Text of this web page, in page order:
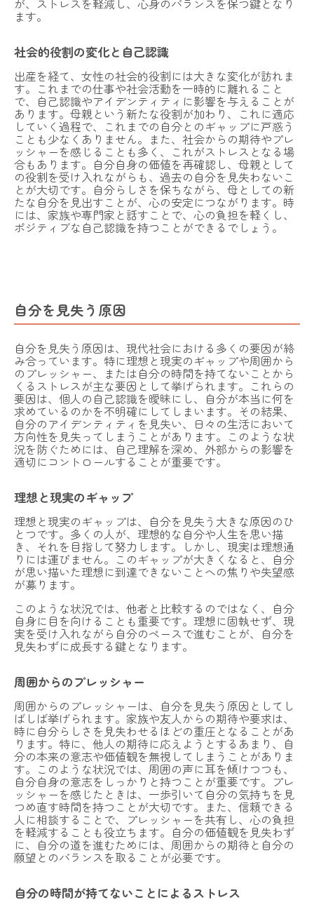
NOALONとは
お問い合わせ
法人向けプラン
運営会社 採用情報利用規約プライバシーポリシー
特定商取引法に基づく表記
今すぐLINEで予約する
が、ストレスを軽減し、心身のバランスを保つ鍵となり
ます。
社会的役割の変化と自己認識
出産を経て、女性の社会的役割には大きな変化が訪れま
す。これまでの仕事や社会活動を一時的に離れること
で、自己認識やアイデンティティに影響を与えることが
あります。母親という新たな役割が加わり、これに適応
していく過程で、これまでの自分とのギャップに戸惑う
ことも少なくありません。また、社会からの期待やプレ
ッシャーを感じることも多く、これがストレスとなる場
合もあります。自分自身の価値を再確認し、母親として
の役割を受け入れながらも、過去の自分を見失わないこ
とが大切です。自分らしさを保ちながら、母としての新
たな自分を見出すことが、心の安定につながります。時
には、家族や専門家と話すことで、心の負担を軽くし、
ポジティブな自己認識を持つことができるでしょう。
自分を見失う原因
自分を見失う原因は、現代社会における多くの要因が絡
み合っています。特に理想と現実のギャップや周囲から
のプレッシャー、または自分の時間を持てないことから
くるストレスが主な要因として挙げられます。これらの
要因は、個人の自己認識を曖昧にし、自分が本当に何を
求めているのかを不明確にしてしまいます。その結果、
自分のアイデンティティを見失い、日々の生活において
方向性を見失ってしまうことがあります。このような状
況を防ぐためには、自己理解を深め、外部からの影響を
適切にコントロールすることが重要です。
理想と現実のギャップ
理想と現実のギャップは、自分を見失う大きな原因のひ
とつです。多くの人が、理想的な自分や人生を思い描
き、それを目指して努力します。しかし、現実は理想通
りには運びません。このギャップが大きくなると、自分
が思い描いた理想に到達できないことへの焦りや失望感
が募ります。
このような状況では、他者と比較するのではなく、自分
自身に目を向けることも重要です。理想に固執せず、現
実を受け入れながら自分のペースで進むことが、自分を
見失わずに成長する鍵となります。
周囲からのプレッシャー
周囲からのプレッシャーは、自分を見失う原因としてし
ばしば挙げられます。家族や友人からの期待や要求は、
時に自分らしさを見失わせるほどの重圧となることがあ
ります。特に、他人の期待に応えようとするあまり、自
分の本来の意志や価値観を無視してしまうことがありま
す。このような状況では、周囲の声に耳を傾けつつも、
自分自身の意志をしっかりと持つことが重要です。プレ
ッシャーを感じたときは、一歩引いて自分の気持ちを見
つめ直す時間を持つことが大切です。また、信頼できる
人に相談することで、プレッシャーを共有し、心の負担
を軽減することも役立ちます。自分の価値観を見失わず
に、自分の道を進むためには、周囲からの期待と自分の
願望とのバランスを取ることが必要です。
自分の時間が持てないことによるストレス